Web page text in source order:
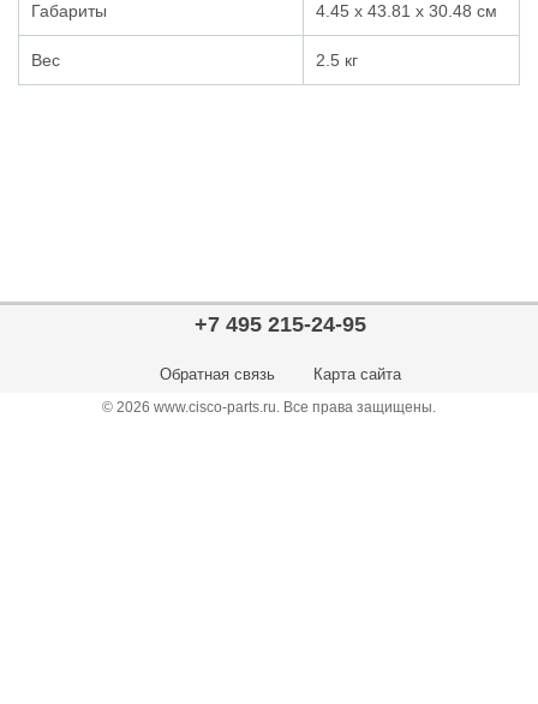
Габариты 4.45 x 43.81 x 30.48 см
Вес 2.5 кг
+7 495 215-24-95
Обратная связь Карта сайта
© 2026 www.cisco-parts.ru. Все права защищены.